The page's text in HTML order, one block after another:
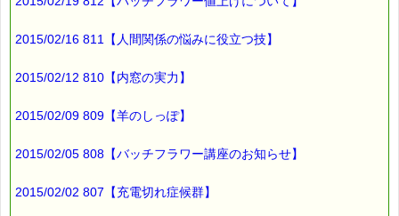
2015/02/16 811【人間関係の悩みに役立つ技】
2015/02/12 810【内窓の実力】
2015/02/09 809【羊のしっぽ】
2015/02/05 808【バッチフラワー講座のお知らせ】
2015/02/02 807【充電切れ症候群】